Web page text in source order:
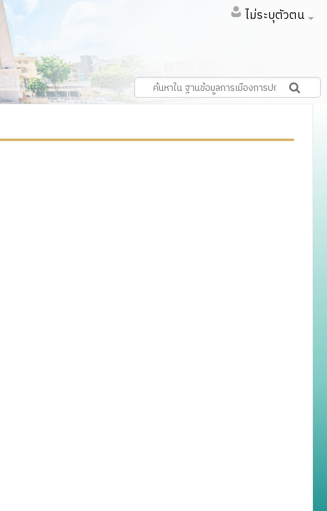
ไม่ระบุตัวตน